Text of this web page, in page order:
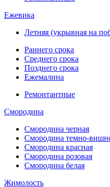
Ежевика
Летняя (укрывная на
Раннего срока
Среднего срока
Позднего срока
Ежемалина
Ремонтантные
Смородина
Смородина черная
Смородина темно-
Смородина красная
Смородина розовая
Смородина белая
Жимолость